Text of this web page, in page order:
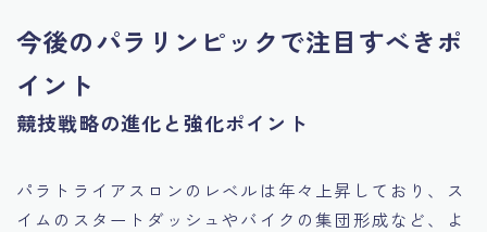
今後のパラリンピックで注目すべきポ
イント
競技戦略の進化と強化ポイント
パラトライアスロンのレベルは年々上昇しており、ス
イムのスタートダッシュやバイクの集団形成など、よ